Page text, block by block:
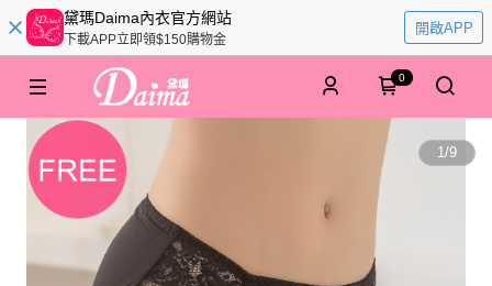
黛瑪Daima內衣官方網站
下載APP立即領$150購物金
開啟APP
0
1/9